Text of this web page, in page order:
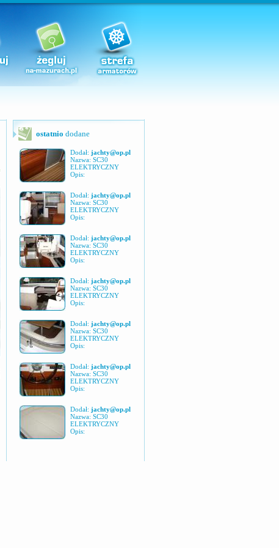
ostatnio dodane
Dodał: jachty@op.pl
Nazwa: SC30
ELEKTRYCZNY
Opis:
Dodał: jachty@op.pl
Nazwa: SC30
ELEKTRYCZNY
Opis:
Dodał: jachty@op.pl
Nazwa: SC30
ELEKTRYCZNY
Opis:
Dodał: jachty@op.pl
Nazwa: SC30
ELEKTRYCZNY
Opis:
Dodał: jachty@op.pl
Nazwa: SC30
ELEKTRYCZNY
Opis:
Dodał: jachty@op.pl
Nazwa: SC30
ELEKTRYCZNY
Opis:
Dodał: jachty@op.pl
Nazwa: SC30
ELEKTRYCZNY
Opis: